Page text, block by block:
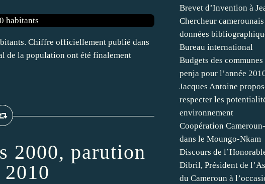
Chiffre officiellement publié dans
de la population ont été finalement
2000, parution
Brevet d’Invention à
Chercheur
données
Bureau international
Budgets des
penja pour l’année
Jacques Antoine
respecter les
environnement
Coopération
dans le Moungo-Nkam
Discours de
Dibril, Président de
du Cameroun à